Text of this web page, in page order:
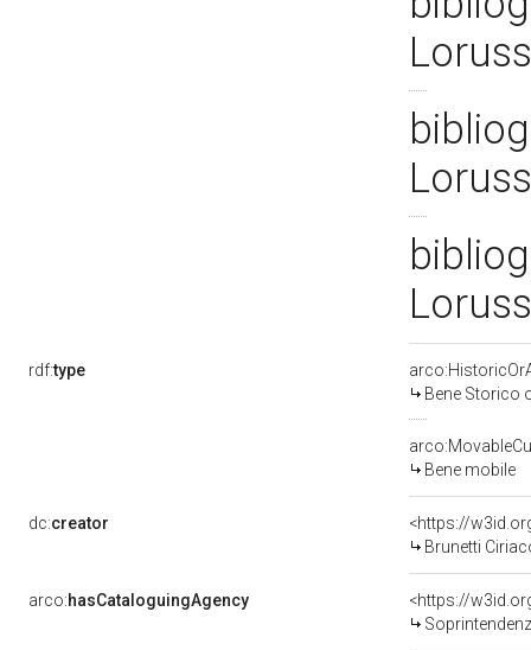
rdf:type
Bene Storico
Bene mobile
dc:creator
<https://
Brunetti
arco:hasCataloguingAgency
<https://